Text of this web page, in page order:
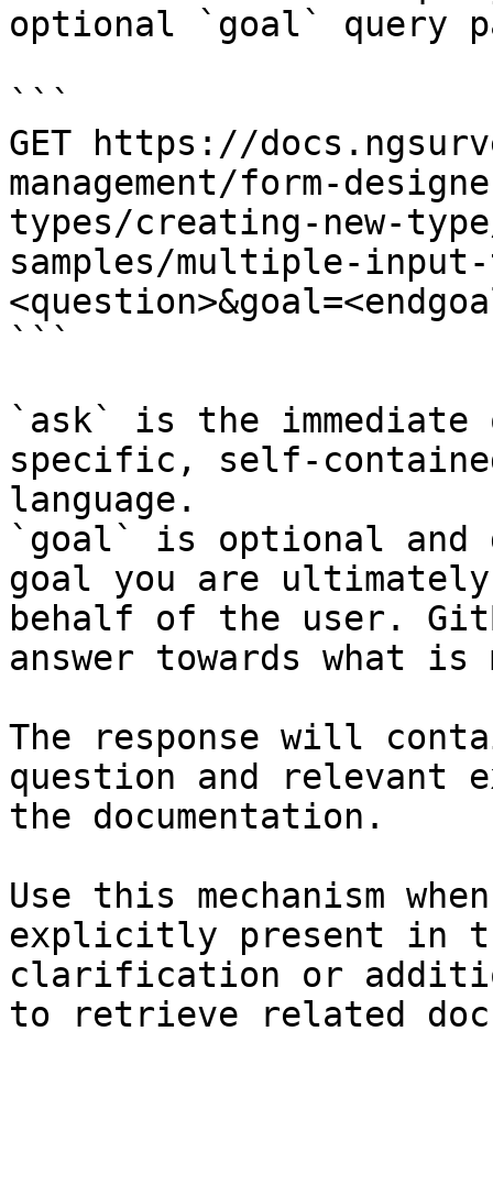
optional `goal` query
```
GET https://
management/form-
types/creating-new-
samples/multiple-input-
```
`ask` is the
specific, self-
language.
`goal` is optional and
goal you are
behalf of the user.
answer towards what
The response will
question and relevant
the documentation.
Use this mechanism
explicitly present in
clarification or